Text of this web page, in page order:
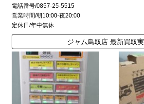
電話番号/0857-25-5515
営業時間/朝10:00-夜20:00
定休日/年中無休
ジャム鳥取店 最新買取